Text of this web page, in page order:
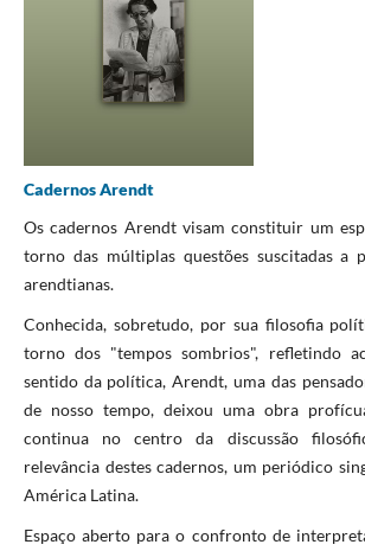
Cadernos Arendt
Os cadernos Arendt visam constituir um
torno das múltiplas questões suscitadas a
arendtianas.
Conhecida, sobretudo, por sua filosofia
torno dos "tempos sombrios", refletindo
sentido da política, Arendt, uma das
de nosso tempo, deixou uma obra
continua no centro da discussão
relevância destes cadernos, um periódico
América Latina.
Espaço aberto para o confronto de